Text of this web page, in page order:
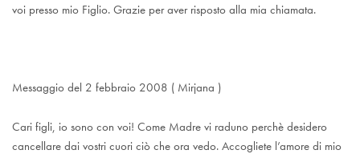
voi presso mio Figlio. Grazie per aver risposto alla mia chiamata.
Messaggio del 2 febbraio 2008 ( Mirjana )
Cari figli, io sono con voi! Come Madre vi raduno perchè desidero
cancellare dai vostri cuori ciò che ora vedo. Accogliete l’amore di mio